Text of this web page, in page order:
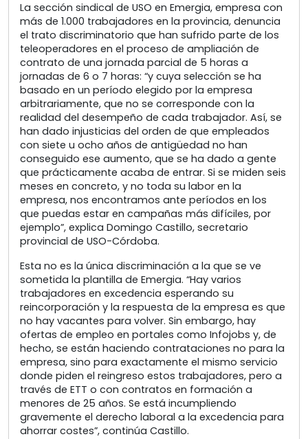
La sección sindical de USO en Emergia, empresa con
más de 1.000 trabajadores en la provincia, denuncia
el trato discriminatorio que han sufrido parte de los
teleoperadores en el proceso de ampliación de
contrato de una jornada parcial de 5 horas a
jornadas de 6 o 7 horas: “y cuya selección se ha
basado en un período elegido por la empresa
arbitrariamente, que no se corresponde con la
realidad del desempeño de cada trabajador. Así, se
han dado injusticias del orden de que empleados
con siete u ocho años de antigüedad no han
conseguido ese aumento, que se ha dado a gente
que prácticamente acaba de entrar. Si se miden seis
meses en concreto, y no toda su labor en la
empresa, nos encontramos ante períodos en los
que puedas estar en campañas más difíciles, por
ejemplo”, explica Domingo Castillo, secretario
provincial de USO-Córdoba.
Esta no es la única discriminación a la que se ve
sometida la plantilla de Emergia. “Hay varios
trabajadores en excedencia esperando su
reincorporación y la respuesta de la empresa es que
no hay vacantes para volver. Sin embargo, hay
ofertas de empleo en portales como Infojobs y, de
hecho, se están haciendo contrataciones no para la
empresa, sino para exactamente el mismo servicio
donde piden el reingreso estos trabajadores, pero a
través de ETT o con contratos en formación a
menores de 25 años. Se está incumpliendo
gravemente el derecho laboral a la excedencia para
ahorrar costes”, continúa Castillo.